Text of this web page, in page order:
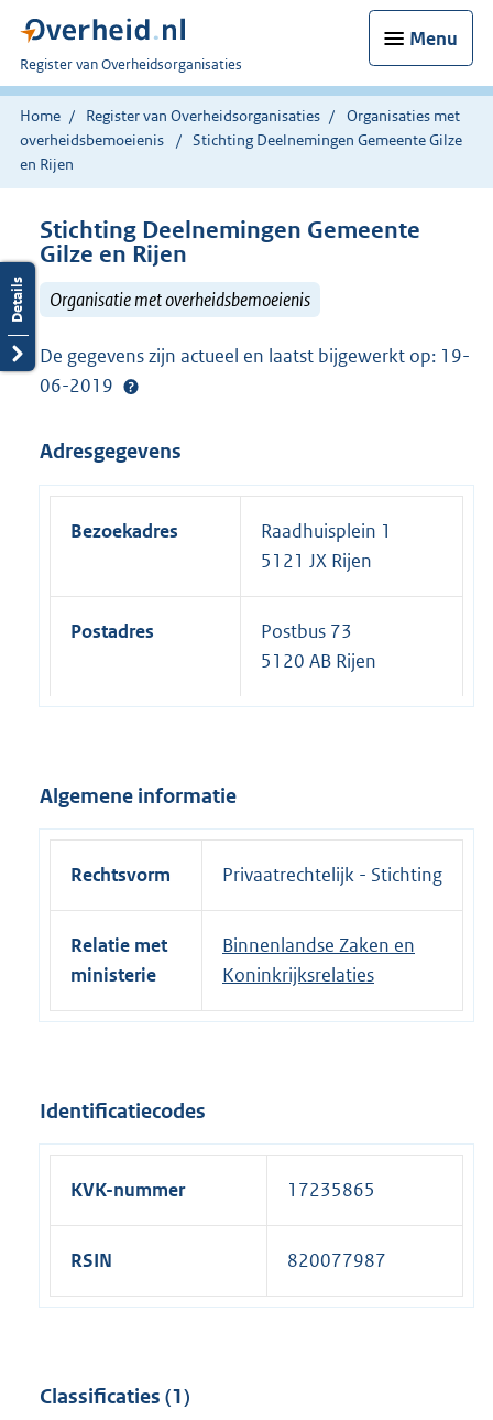
Menu
U
bent
nu
hier:
Register van Overheidsorganisaties
Home Register van Overheidsorganisaties
Organisaties met
overheidsbemoeienis
Stichting Deelnemingen Gemeente Gilze
en Rijen
Stichting Deelnemingen Gemeente
Gilze en Rijen
Organisatie met overheidsbemoeienis
De gegevens zijn actueel en laatst bijgewerkt op: 19-
06-2019
Adresgegevens
Bezoekadres
Raadhuisplein 1
5121 JX Rijen
Postadres
Postbus 73
5120 AB Rijen
Algemene informatie
Rechtsvorm Privaatrechtelijk - Stichting
Relatie met
ministerie
Binnenlandse Zaken en
Koninkrijksrelaties
Identificatiecodes
KVK-nummer 17235865
RSIN 820077987
Classificaties (1)